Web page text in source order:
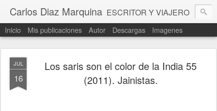
Carlos Diaz Marquina ESCRITOR Y VIAJERO
Inicio Mis publicaciones Autor Descargas Imagenes
JUL
16
Los saris son el color de la India 55
(2011). Jainistas.